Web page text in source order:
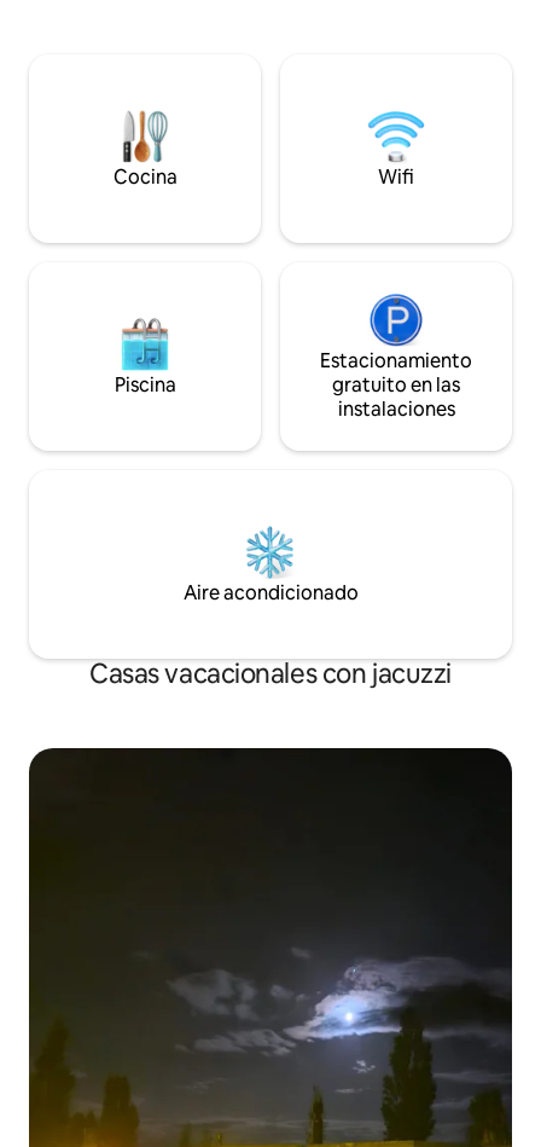
Cocina Wifi
Piscina
Estacionamiento
gratuito en las
instalaciones
Aire acondicionado
Casas vacacionales con jacuzzi